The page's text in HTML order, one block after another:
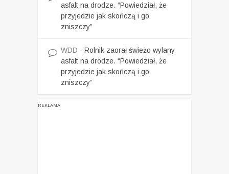
asfalt na drodze. “Powiedział, że
przyjedzie jak skończą i go
zniszczy”
WDD - Rolnik zaorał świeżo wylany
asfalt na drodze. “Powiedział, że
przyjedzie jak skończą i go
zniszczy”
REKLAMA